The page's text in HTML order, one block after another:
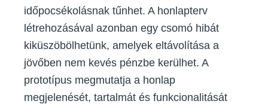
időpocsékolásnak tűnhet. A honlapterv
létrehozásával azonban egy csomó hibát
kiküszöbölhetünk, amelyek eltávolítása a
jövőben nem kevés pénzbe kerülhet. A
prototípus megmutatja a honlap
megjelenését, tartalmát és funkcionalitását